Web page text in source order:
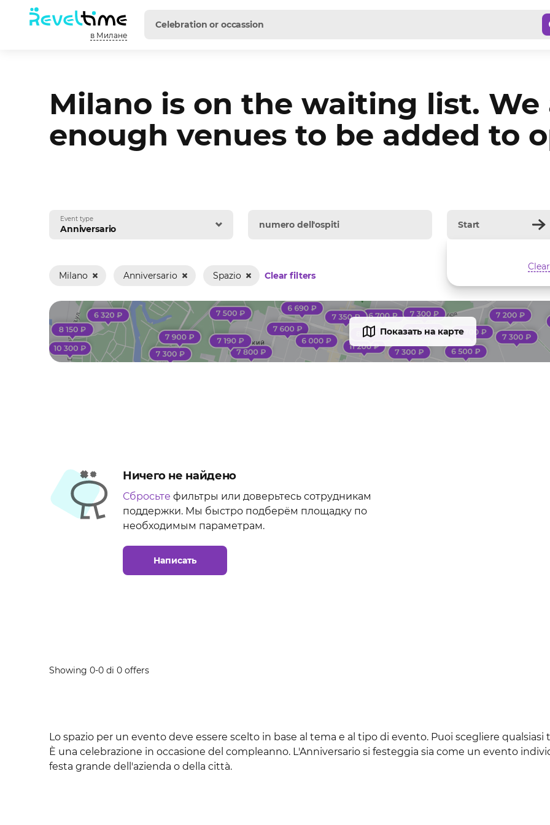
в Милане
Milano is on the waiting list.
enough venues to be added to
Event type
Addestramento
Addio al celibato
Addio al nubilato
Buffet
Celebrazione
Competizione sportiva
Conferenza
Festa
Festa aziendale
Clear
Milano
Anniversario Spazio Clear filters
Показать на карте
Ничего не найдено
Сбросьте фильтры или доверьтесь сотрудникам
поддержки. Мы быстро подберём площадку по
необходимым параметрам.
Написать
Showing 0-0 di 0 offers
Lo spazio per un evento deve essere scelto in base al tema e al tipo di evento. Puoi scegliere
È una celebrazione in occasione del compleanno. L'Anniversario si festeggia sia come un evento
festa grande dell'azienda o della città.